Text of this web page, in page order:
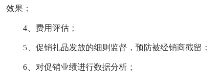
效果；
4、费用评估；
5、促销礼品发放的细则监督，预防被经销商截留；
6、对促销业绩进行数据分析；